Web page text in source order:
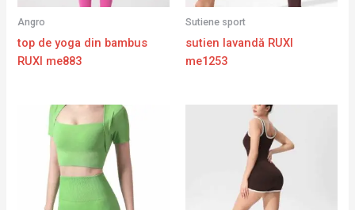
Angro
top de yoga din bambus
RUXI me883
Sutiene sport
sutien lavandă RUXI
me1253